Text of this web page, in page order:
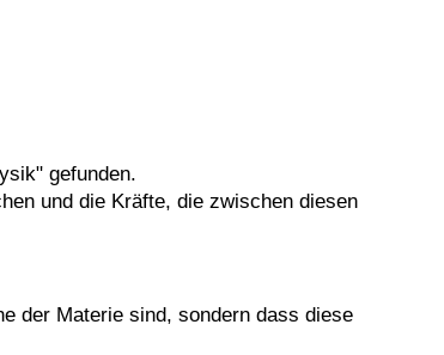
gefunden.
und die Kräfte, die zwischen diesen
der Materie sind, sondern dass diese